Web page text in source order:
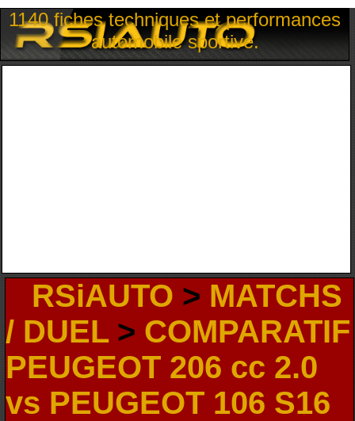
1140 fiches techniques et performances
automobile sportive.
RSiAUTO > MATCHS
/ DUEL> COMPARATIF
PEUGEOT 206 cc 2.0
vs PEUGEOT 106 S16